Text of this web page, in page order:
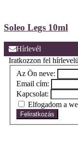
Soleo Legs 10ml
Hírlevél
Iratkozzon fel
Az Ön neve:
Email cím:
Kapcsolat:
Elfogadom a
Feliratkozás